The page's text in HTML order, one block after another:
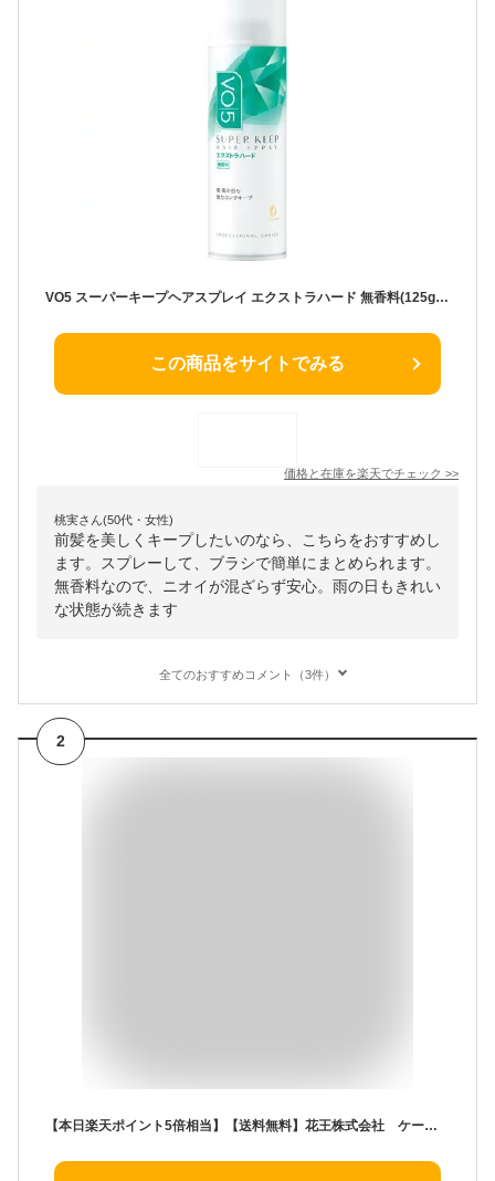
VO5 スーパーキープヘアスプレイ エクストラハード 無香料(125g)【VO5(ヴイオーファイブ)】[前髪 アホ毛 おくれ毛 カールキープ 雨・風の日にも]
この商品をサイトでみる
価格と在庫を楽天でチェック >>
桃実さん(50代・女性)
前髪を美しくキープしたいのなら、こちらをおすすめし
ます。スプレーして、ブラシで簡単にまとめられます。
無香料なので、ニオイが混ざらず安心。雨の日もきれい
な状態が続きます
全てのおすすめコメント（3件）
2
【本日楽天ポイント5倍相当】【送料無料】花王株式会社 ケープ ワン しっかりキープ 80g＜ヘアスプレー 携帯にも便利なコンパクトサイズ 前髪崩れ 湿気が多い日にも簡単キープ＞【ドラッグピュア楽天市場店】【△】【CPT】